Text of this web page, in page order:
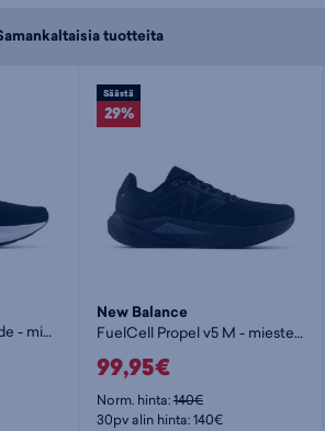
tuotteita
Fresh Foam 520v9 Wide - miesten juoksukengät
Säästä
29%
New Balance
FuelCell Propel v5 M - miesten juoksukengät
99,95€
Norm. hinta:140€
30pv alin hinta: 140€